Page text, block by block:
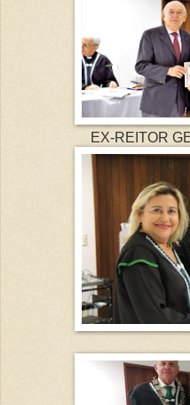
EX-REITOR